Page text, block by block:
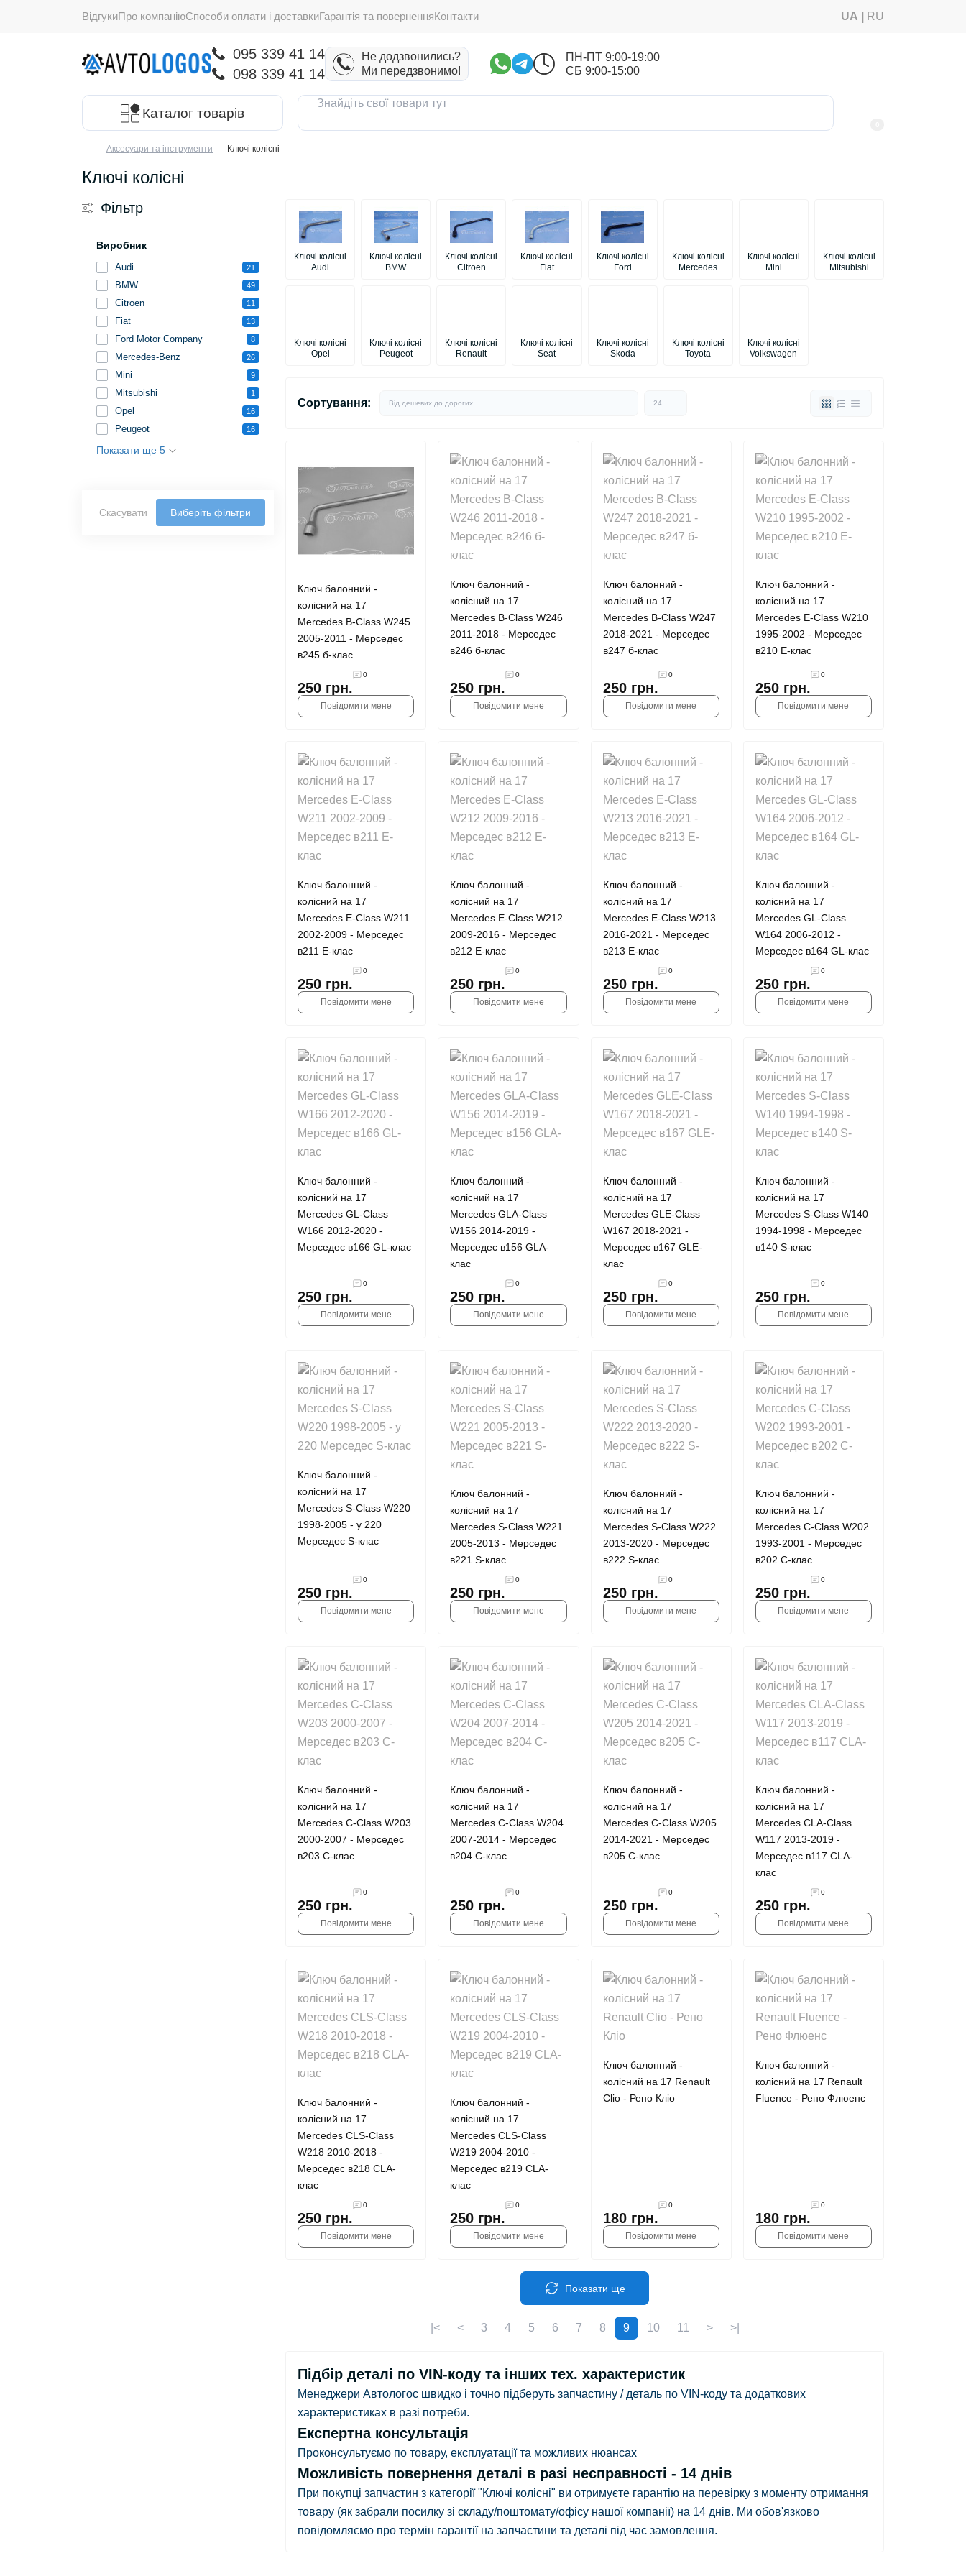
ВідгукиПро компаніюСпособи оплати і доставкиГарантія та поверненняКонтакти UA RU
095 339 41 14
098 339 41 14
Не додзвонились?
Ми передзвонимо!
ПН-ПТ 9:00-19:00
СБ 9:00-15:00
Каталог товарів
Аксесуари та інструменти Ключі колісні
Ключі колісні
Фільтр
Виробник
Audi 21
BMW 49
Citroen 11
Fiat 13
Ford Motor Company 8
Mercedes-Benz 26
Mini 9
Mitsubishi 1
Opel 16
Peugeot 16
Показати ще 5
Скасувати Виберіть фільтри
Ключі колісні
Audi
Ключі колісні
BMW
Ключі колісні
Citroen
Ключі колісні
Fiat
Ключі колісні
Ford
Ключі колісні
Mercedes
Ключі колісні
Mini
Ключі колісні
Mitsubishi
Ключі колісні
Opel
Ключі колісні
Peugeot
Ключі колісні
Renault
Ключі колісні
Seat
Ключі колісні
Skoda
Ключі колісні
Toyota
Ключі колісні
Volkswagen
Сортування:
Ключ балонний -
колісний на 17
Mercedes B-Class W245
2005-2011 - Мерседес
в245 б-клас
0
250 грн.
Повідомити мене
Ключ балонний -
колісний на 17
Mercedes B-Class W246
2011-2018 - Мерседес
в246 б-клас
0
250 грн.
Повідомити мене
Ключ балонний -
колісний на 17
Mercedes B-Class W247
2018-2021 - Мерседес
в247 б-клас
0
250 грн.
Повідомити мене
Ключ балонний -
колісний на 17
Mercedes E-Class W210
1995-2002 - Мерседес
в210 Е-клас
0
250 грн.
Повідомити мене
Ключ балонний -
колісний на 17
Mercedes E-Class W211
2002-2009 - Мерседес
в211 Е-клас
0
250 грн.
Повідомити мене
Ключ балонний -
колісний на 17
Mercedes E-Class W212
2009-2016 - Мерседес
в212 Е-клас
0
250 грн.
Повідомити мене
Ключ балонний -
колісний на 17
Mercedes E-Class W213
2016-2021 - Мерседес
в213 Е-клас
0
250 грн.
Повідомити мене
Ключ балонний -
колісний на 17
Mercedes GL-Class
W164 2006-2012 -
Мерседес в164 GL-клас
0
250 грн.
Повідомити мене
Ключ балонний -
колісний на 17
Mercedes GL-Class
W166 2012-2020 -
Мерседес в166 GL-клас
0
250 грн.
Повідомити мене
Ключ балонний -
колісний на 17
Mercedes GLA-Class
W156 2014-2019 -
Мерседес в156 GLA-
клас
0
250 грн.
Повідомити мене
Ключ балонний -
колісний на 17
Mercedes GLE-Class
W167 2018-2021 -
Мерседес в167 GLE-
клас
0
250 грн.
Повідомити мене
Ключ балонний -
колісний на 17
Mercedes S-Class W140
1994-1998 - Мерседес
в140 S-клас
0
250 грн.
Повідомити мене
Ключ балонний -
колісний на 17
Mercedes S-Class W220
1998-2005 - у 220
Мерседес S-клас
0
250 грн.
Повідомити мене
Ключ балонний -
колісний на 17
Mercedes S-Class W221
2005-2013 - Мерседес
в221 S-клас
0
250 грн.
Повідомити мене
Ключ балонний -
колісний на 17
Mercedes S-Class W222
2013-2020 - Мерседес
в222 S-клас
0
250 грн.
Повідомити мене
Ключ балонний -
колісний на 17
Mercedes С-Class W202
1993-2001 - Мерседес
в202 С-клас
0
250 грн.
Повідомити мене
Ключ балонний -
колісний на 17
Mercedes С-Class W203
2000-2007 - Мерседес
в203 С-клас
0
250 грн.
Повідомити мене
Ключ балонний -
колісний на 17
Mercedes С-Class W204
2007-2014 - Мерседес
в204 С-клас
0
250 грн.
Повідомити мене
Ключ балонний -
колісний на 17
Mercedes С-Class W205
2014-2021 - Мерседес
в205 С-клас
0
250 грн.
Повідомити мене
Ключ балонний -
колісний на 17
Mercedes СLA-Class
W117 2013-2019 -
Мерседес в117 CLA-
клас
0
250 грн.
Повідомити мене
Ключ балонний -
колісний на 17
Mercedes СLS-Class
W218 2010-2018 -
Мерседес в218 CLA-
клас
0
250 грн.
Повідомити мене
Ключ балонний -
колісний на 17
Mercedes СLS-Class
W219 2004-2010 -
Мерседес в219 CLA-
клас
0
250 грн.
Повідомити мене
Ключ балонний -
колісний на 17 Renault
Clio - Рено Кліо
0
180 грн.
Повідомити мене
Ключ балонний -
колісний на 17 Renault
Fluence - Рено Флюенс
0
180 грн.
Повідомити мене
Показати ще
|< < 3 4 5 6 7 8 9 10 11 > >|
Підбір деталі по VIN-коду та інших тех. характеристик
Менеджери Автологос швидко і точно підберуть запчастину / деталь по VIN-коду та додаткових
характеристиках в разі потреби.
Експертна консультація
Проконсультуємо по товару, експлуатації та можливих нюансах
Можливість повернення деталі в разі несправності - 14 днів
При покупці запчастин з категорії "Ключі колісні" ви отримуєте гарантію на перевірку з моменту отримання
товару (як забрали посилку зі складу/поштомату/офісу нашої компанії) на 14 днів. Ми обов'язково
повідомляємо про термін гарантії на запчастини та деталі під час замовлення.